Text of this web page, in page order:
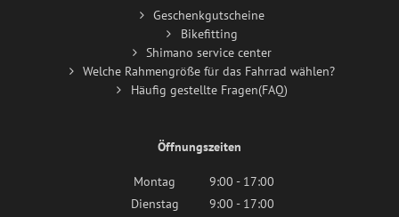
Geschenkgutscheine
Bikefitting
Shimano service center
Welche Rahmengröße für das Fahrrad wählen?
Häufig gestellte Fragen(FAQ)
Öffnungszeiten
Montag
9:00 - 17:00
Dienstag
9:00 - 17:00